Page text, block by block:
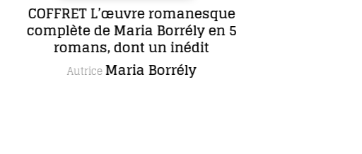
Sept jours en face
AutriceAnne Lecourt